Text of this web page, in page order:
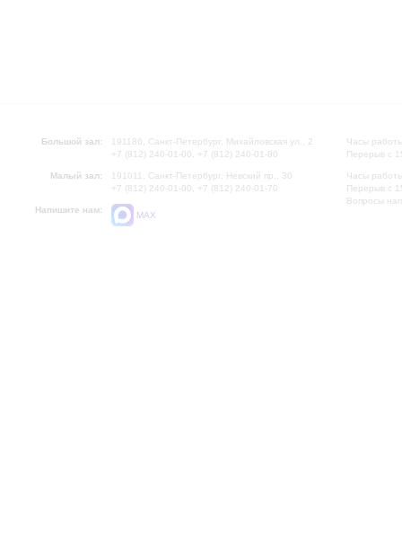
Большой зал:
191186, Санкт-Петербург, Михайловская ул., 2
+7 (812) 240-01-00, +7 (812) 240-01-80
Малый зал:
191011, Санкт-Петербург, Невский пр., 30
+7 (812) 240-01-00, +7 (812) 240-01-70
Напишите нам:
MAX
Часы
Перерыв с
Часы
Перерыв с
Вопросы